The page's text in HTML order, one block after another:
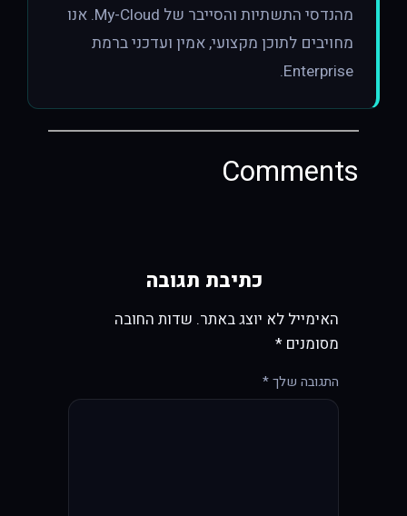
מהנדסי התשתיות והסייבר של My-Cloud. אנו
מחויבים לתוכן מקצועי, אמין ועדכני ברמת
Enterprise.
Comments
כתיבת תגובה
האימייל לא יוצג באתר. שדות החובה
מסומנים *
התגובה שלך*